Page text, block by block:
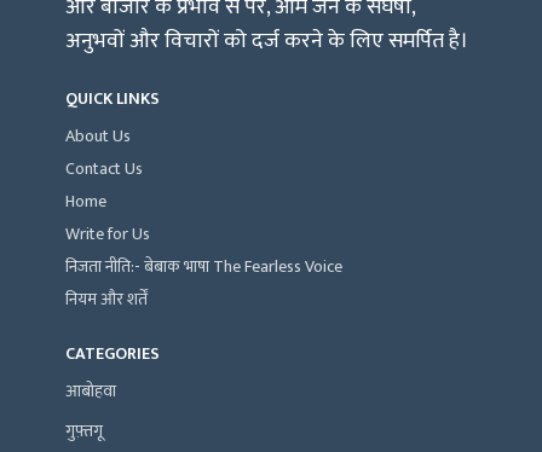
और बाजार के प्रभाव से परे, आम जन के संघर्षों,
अनुभवों और विचारों को दर्ज करने के लिए समर्पित है।
QUICK LINKS
About Us
Contact Us
Home
Write for Us
निजता नीति:- बेबाक भाषा The Fearless Voice
नियम और शर्तें
CATEGORIES
आबोहवा
गुफ़्तगू